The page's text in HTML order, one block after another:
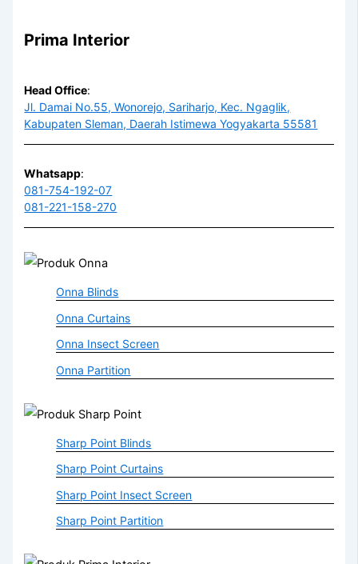
Prima Interior
Head Office:
Jl. Damai No.55, Wonorejo, Sariharjo, Kec. Ngaglik,
Kabupaten Sleman, Daerah Istimewa Yogyakarta 55581
Whatsapp:
081-754-192-07
081-221-158-270
Onna Blinds
Onna Curtains
Onna Insect Screen
Onna Partition
Sharp Point Blinds
Sharp Point Curtains
Sharp Point Insect Screen
Sharp Point Partition